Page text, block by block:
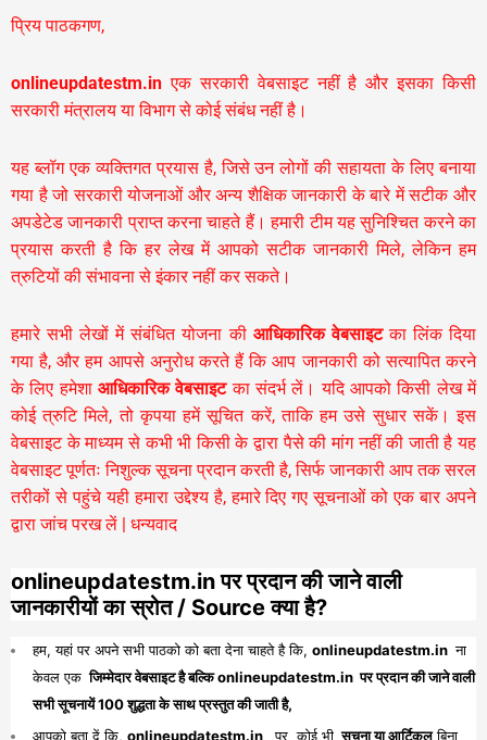
प्रिय पाठकगण,
onlineupdatestm.in एक सरकारी वेबसाइट नहीं है और इसका किसी
सरकारी मंत्रालय या विभाग से कोई संबंध नहीं है।
यह ब्लॉग एक व्यक्तिगत प्रयास है, जिसे उन लोगों की सहायता के लिए बनाया
गया है जो सरकारी योजनाओं और अन्य शैक्षिक जानकारी के बारे में सटीक और
अपडेटेड जानकारी प्राप्त करना चाहते हैं। हमारी टीम यह सुनिश्चित करने का
प्रयास करती है कि हर लेख में आपको सटीक जानकारी मिले, लेकिन हम
त्रुटियों की संभावना से इंकार नहीं कर सकते।
हमारे सभी लेखों में संबंधित योजना की आधिकारिक वेबसाइटका लिंक दिया
गया है, और हम आपसे अनुरोध करते हैं कि आप जानकारी को सत्यापित करने
के लिए हमेशा आधिकारिक वेबसाइटका संदर्भ लें। यदि आपको किसी लेख में
कोई त्रुटि मिले, तो कृपया हमें सूचित करें, ताकि हम उसे सुधार सकें। इस
वेबसाइट के माध्यम से कभी भी किसी के द्वारा पैसे की मांग नहीं की जाती है यह
वेबसाइट पूर्णतः निशुल्क सूचना प्रदान करती है,सिर्फ जानकारी आप तक सरल
तरीकों से पहुंचे यही हमारा उद्देश्य है, हमारे दिए गए सूचनाओं को एक बार अपने
द्वारा जांच परख लें | धन्यवाद
onlineupdatestm.in पर प्रदान की जाने वाली
जानकारीयों का स्रोत / Source क्या है?
हम, यहां पर अपने सभी पाठको को बता देना चाहते है कि, onlineupdatestm.in ना
केवल एक जिम्मेदार वेबसाइट है बल्कि onlineupdatestm.in पर प्रदान की जाने वाली
सभी सूचनायें 100 शुद्धता के साथ प्रस्तुत की जाती है,
आपको बता दें कि, onlineupdatestm.in पर कोई भी सूचना या आर्टिकलबिना